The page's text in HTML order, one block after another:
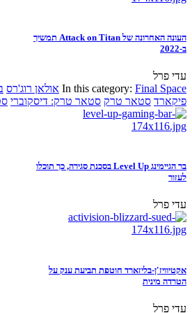
העונה האחרונה של Attack on Titan תמשיך
ב-2022
עדי פרל
In this category: Final Space אולאן רוג'רס
פיקארד סטאר טרק סטאר טרק: דיסקוברי
בר הגיימינג Level Up בסכנת סגירה, כך תוכלו
לעזור
עדי פרל
אקטיוויז'ן-בליזארד חוטפת תביעת ענק על
הטרדה מינית
עדי פרל